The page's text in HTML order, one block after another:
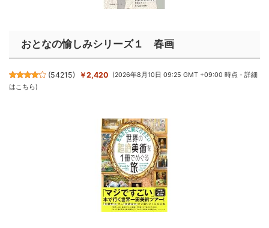
おとなの愉しみシリーズ１ 春画
(54215) ￥2,420 (2026年8月10日 09:25 GMT +09:00 時点 -詳細
はこちら)